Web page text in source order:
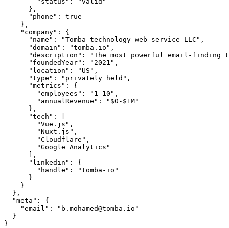
      },
      "phone": true
    },
    "company": {
      "name": "Tomba technology web service LLC",
      "domain": "tomba.io",
"description": "The most powerful email-finding
      "foundedYear": "2021",
      "location": "US",
      "type": "privately held",
      "metrics": {
        "employees": "1-10",
        "annualRevenue": "$0-$1M"
      },
      "tech": [
        "Vue.js",
        "Nuxt.js",
        "Cloudflare",
        "Google Analytics"
      ],
      "linkedin": {
        "handle": "tomba-io"
      }
    }
  },
  "meta": {
    "email": "b.mohamed@tomba.io"
  }
}